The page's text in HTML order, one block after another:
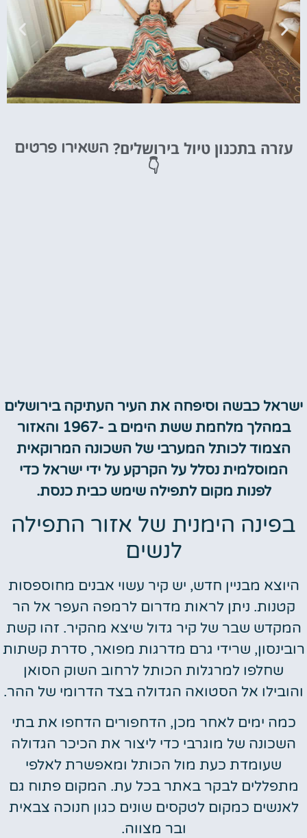
מציאת מלון
עזרה בתכנון טיול בירושלים? השאירו פרטים
👇
ישראל כבשה וסיפחה את העיר העתיקה בירושלים
במהלך מלחמת ששת הימים ב -1967 והאזור
הצמוד לכותל המערבי של השכונה המרוקאית
המוסלמית נסלל על הקרקע על ידי ישראל כדי
לפנות מקום לתפילה שימש כבית כנסת.
בפינה הימנית של אזור התפילה
לנשים
היוצא מבניין חדש, יש קיר עשוי אבנים מחוספסות
קטנות. ניתן לראות מדרום לרמפה העפר אל הר
המקדש שבר של קיר גדול שיצא מהקיר. זהו קשת
רובינסון, שרידי גרם מדרגות מפואר, סדרת קשתות
שחלפו למרגלות הכותל לרחוב השוק הסואן
והובילו אל הסטואה הגדולה בצד הדרומי של ההר.
כמה ימים לאחר מכן, הדחפורים הדחפו את בתי
השכונה של מוגרבי כדי ליצור את הכיכר הגדולה
שעומדת כעת מול הכותל ומאפשרת לאלפי
מתפללים לבקר באתר בכל עת. המקום פתוח גם
לאנשים כמקום לטקסים שונים כגון חנוכה צבאית
ובר מצווה.